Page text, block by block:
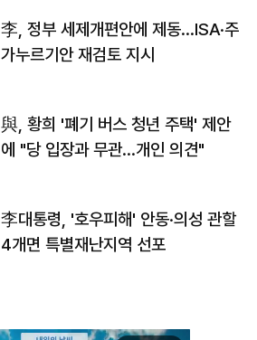
李, 정부 세제개편안에 제동…ISA·주
가누르기안 재검토 지시
與, 황희 '폐기 버스 청년 주택' 제안
에 "당 입장과 무관…개인 의견"
李대통령, '호우피해' 안동·의성 관할
4개면 특별재난지역 선포